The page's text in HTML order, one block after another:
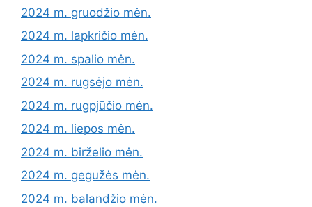
2024 m. gruodžio mėn.
2024 m. lapkričio mėn.
2024 m. spalio mėn.
2024 m. rugsėjo mėn.
2024 m. rugpjūčio mėn.
2024 m. liepos mėn.
2024 m. birželio mėn.
2024 m. gegužės mėn.
2024 m. balandžio mėn.